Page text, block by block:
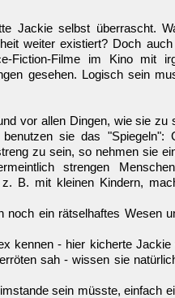
Jackie selbst überrascht.
weiter existiert? Doch
Filme im Kino mit
gesehen. Logisch sein
vor allen Dingen, wie sie zu
sie das "Spiegeln":
zu sein, so nehmen sie
strengen
B. mit kleinen Kindern,
ein rätselhaftes Wesen
kennen - hier kicherte Jackie
sah - wissen sie
sein müsste, einfach